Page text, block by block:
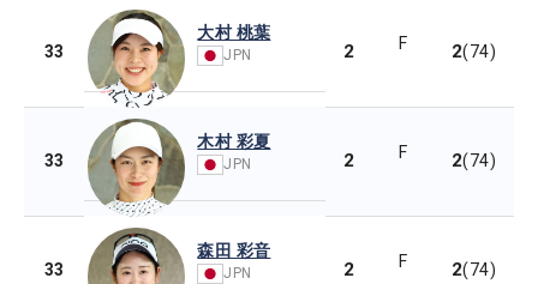
33
大村 桃葉
JPN 2 F 2(74)
33
木村 彩夏
JPN 2 F 2(74)
33
森田 彩音
JPN 2 F 2(74)